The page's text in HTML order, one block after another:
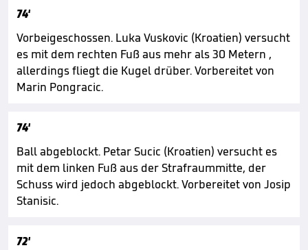
74'
Vorbeigeschossen. Luka Vuskovic (Kroatien) versucht
es mit dem rechten Fuß aus mehr als 30 Metern ,
allerdings fliegt die Kugel drüber. Vorbereitet von
Marin Pongracic.
74'
Ball abgeblockt. Petar Sucic (Kroatien) versucht es
mit dem linken Fuß aus der Strafraummitte, der
Schuss wird jedoch abgeblockt. Vorbereitet von Josip
Stanisic.
72'